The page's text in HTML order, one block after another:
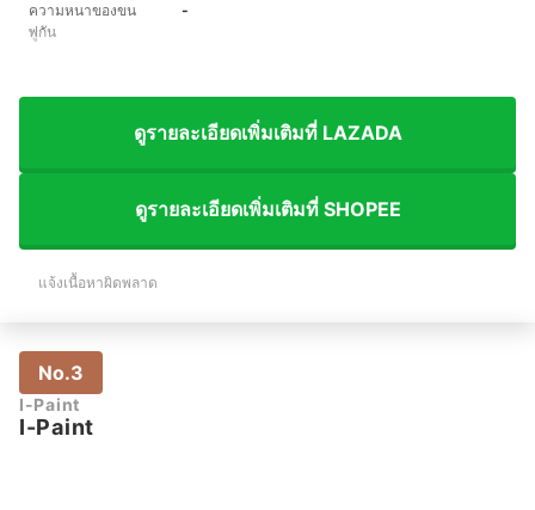
ความหนาของขน
พู่กัน
-
ดูรายละเอียดเพิ่มเติมที่ LAZADA
ดูรายละเอียดเพิ่มเติมที่ SHOPEE
แจ้งเนื้อหาผิดพลาด
No.3
I-Paint
I-Paint